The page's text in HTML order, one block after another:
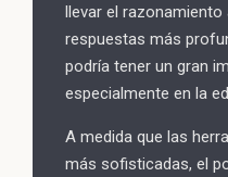
llevar el
respuestas más
podría tener un gran
especialmente en la
A medida que las
más sofisticadas, el